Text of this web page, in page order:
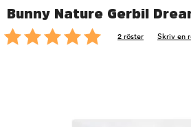
Bunny Nature Gerbil
2 röster Skriv en
foo